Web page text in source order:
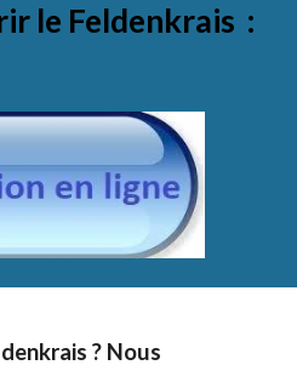
le Feldenkrais :
? Nous